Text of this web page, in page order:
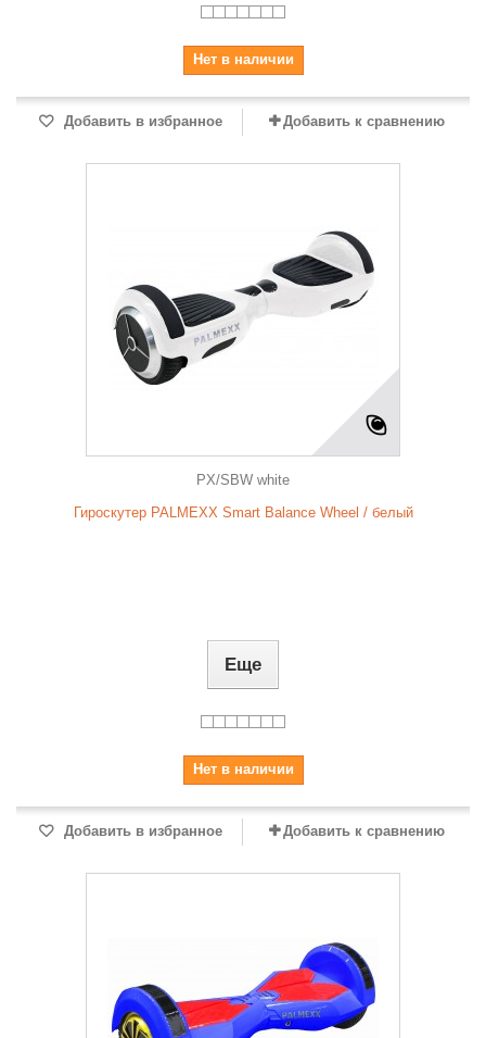
Нет в наличии
Добавить в избранное Добавить к сравнению
PX/SBW white
Гироскутер PALMEXX Smart Balance Wheel / белый
Еще
Нет в наличии
Добавить в избранное Добавить к сравнению